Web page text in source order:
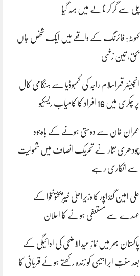
پلی سے گر کر نالے میں بہہ گیا
کہوٹہ: فائرنگ کے واقعے میں ایک شخص جاں
بحق، تین زخمی
انجینئر قمراسلام راجہ کی کمبوڈیا سے ہنگامی کال
پر چکری میں 16 افراد کا کامیاب ریسکیو
عمران خان سے دوستی ہونے کے باوجود
چودھری نثار نے تحریک انصاف میں شمولیت
سے انکاری رہے
علی امین گنڈاپور کا وزیراعلیٰ خیبرپختونخوا کے
عہدے سے مستعفی ہونے کا اعلان
پاکستان بھر میں نمازِ عیدالاضحی کی ادائیگی کے
بعد سنتِ ابراہیمی کو زندہ رکھتے ہوئے قربانی کا